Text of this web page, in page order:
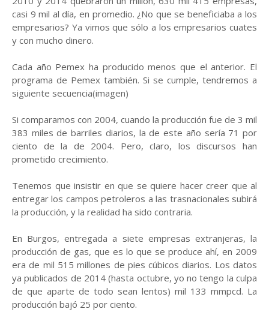
casi 9 mil al día, en promedio. ¿No que se beneficiaba a los
empresarios? Ya vimos que sólo a los empresarios cuates
y con mucho dinero.
Cada año Pemex ha producido menos que el anterior. El
programa de Pemex también. Si se cumple, tendremos a
siguiente secuencia(imagen)
Si comparamos con 2004, cuando la producción fue de 3 mil
383 miles de barriles diarios, la de este año sería 71 por
ciento de la de 2004. Pero, claro, los discursos han
prometido crecimiento.
Tenemos que insistir en que se quiere hacer creer que al
entregar los campos petroleros a las trasnacionales subirá
la producción, y la realidad ha sido contraria.
En Burgos, entregada a siete empresas extranjeras, la
producción de gas, que es lo que se produce ahí, en 2009
era de mil 515 millones de pies cúbicos diarios. Los datos
ya publicados de 2014 (hasta octubre, yo no tengo la culpa
de que aparte de todo sean lentos) mil 133 mmpcd. La
producción bajó 25 por ciento.